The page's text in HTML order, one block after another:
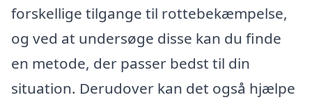
forskellige tilgange til rottebekæmpelse,
og ved at undersøge disse kan du finde
en metode, der passer bedst til din
situation. Derudover kan det også hjælpe